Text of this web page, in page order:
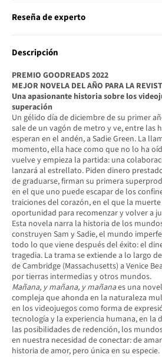
Reseña de experto
Descripción
PREMIO GOODREADS 2022
MEJOR NOVELA DEL AÑO PARA LA
Una apasionante historia sobre los
superación
Un gélido día de diciembre de su primer
sale de un vagón de metro y ve, entre las
esperan en el andén, a Sadie Green. La
momento, ella hace como que no lo ha
vuelve y empieza la partida: una
lanzará al estrellato. Piden dinero
de graduarse, firman su primera
en el que uno puede escapar de los
traiciones del corazón, en el que la
oportunidad para recomenzar y volver a
Esta novela narra la historia de los
construyen Sam y Sadie, el mundo
todo lo que viene después del éxito: el
tragedia. La trama se extiende a lo largo
de Cambridge (Massachusetts) a Venice
por tierras intermedias y otros mundos.
Mañana, y mañana, y mañanaes una
compleja que ahonda en la naturaleza
en los videojuegos como forma de
tecnología y la experiencia humana, en la
las posibilidades de redención, los
en nuestra necesidad de conectar: de
historia de amor, pero única en su especie.